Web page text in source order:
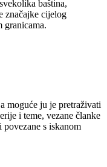
baština,
značajke cijelog
granicama.
moguće ju je pretraživati
i teme, vezane članke
s iskanom